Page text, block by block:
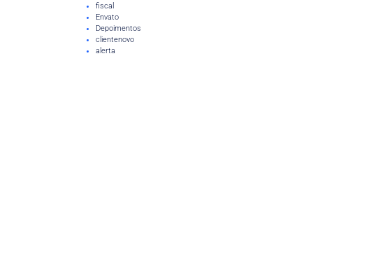
fiscal
Envato
Depoimentos
clientenovo
alerta